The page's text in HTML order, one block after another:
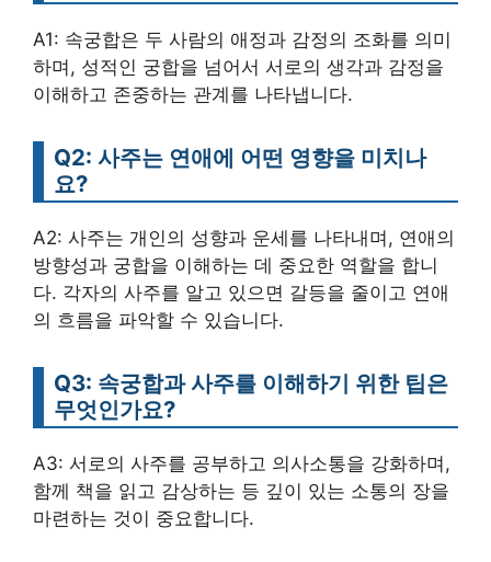
A1: 속궁합은 두 사람의 애정과 감정의 조화를 의미
하며, 성적인 궁합을 넘어서 서로의 생각과 감정을
이해하고 존중하는 관계를 나타냅니다.
Q2: 사주는 연애에 어떤 영향을 미치나
요?
A2: 사주는 개인의 성향과 운세를 나타내며, 연애의
방향성과 궁합을 이해하는 데 중요한 역할을 합니
다. 각자의 사주를 알고 있으면 갈등을 줄이고 연애
의 흐름을 파악할 수 있습니다.
Q3: 속궁합과 사주를 이해하기 위한 팁은
무엇인가요?
A3: 서로의 사주를 공부하고 의사소통을 강화하며,
함께 책을 읽고 감상하는 등 깊이 있는 소통의 장을
마련하는 것이 중요합니다.